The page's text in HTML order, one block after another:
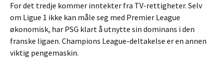
For det tredje kommer inntekter fra TV-rettigheter. Selv
om Ligue 1 ikke kan måle seg med Premier League
økonomisk, har PSG klart å utnytte sin dominans i den
franske ligaen. Champions League-deltakelse er en annen
viktig pengemaskin.